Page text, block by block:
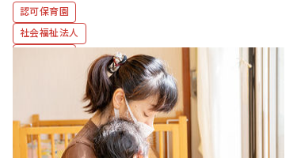
認可保育園
社会福祉法人
WEB面接OK